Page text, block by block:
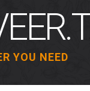
YOU NEED